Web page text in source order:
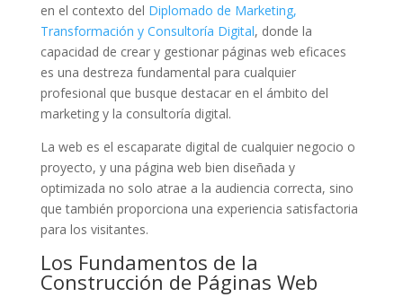
en el contexto del Diplomado de Marketing,
Transformación y Consultoría Digital, donde la
capacidad de crear y gestionar páginas web eficaces
es una destreza fundamental para cualquier
profesional que busque destacar en el ámbito del
marketing y la consultoría digital.
La web es el escaparate digital de cualquier negocio o
proyecto, y una página web bien diseñada y
optimizada no solo atrae a la audiencia correcta, sino
que también proporciona una experiencia satisfactoria
para los visitantes.
Los Fundamentos de la
Construcción de Páginas Web